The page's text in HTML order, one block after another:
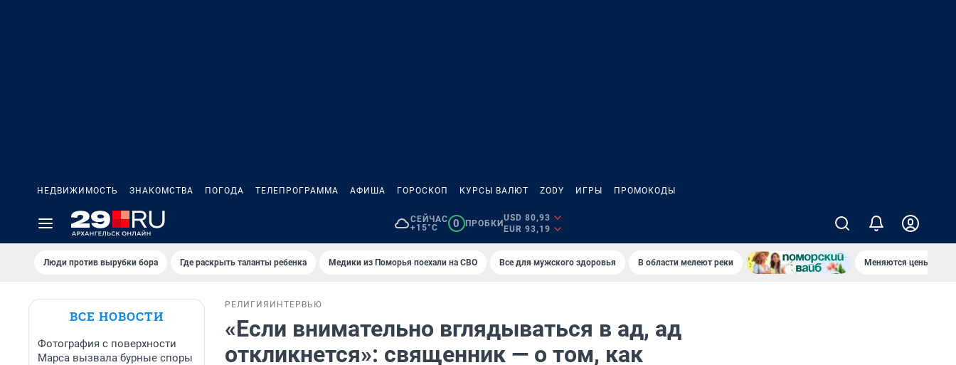
НЕДВИЖИМОСТЬ ЗНАКОМСТВА ПОГОДА ТЕЛЕПРОГРАММА АФИША ГОРОСКОП КУРСЫ ВАЛЮТ ZODY ИГРЫ ПРОМОКОДЫ
СЕЙЧАС
+15°C
0 ПРОБКИ
USD 80,93
EUR 93,19
Люди против вырубки бора Где раскрыть таланты ребенка Медики из Поморья поехали на СВО Все для мужского здоровья В области мелеют реки Меняются цены в
ВСЕ НОВОСТИ
Фотография с поверхности
Марса вызвала бурные споры
РЕЛИГИЯ ИНТЕРВЬЮ
«Если внимательно вглядываться в ад, ад
откликнется»: священник — о том, как